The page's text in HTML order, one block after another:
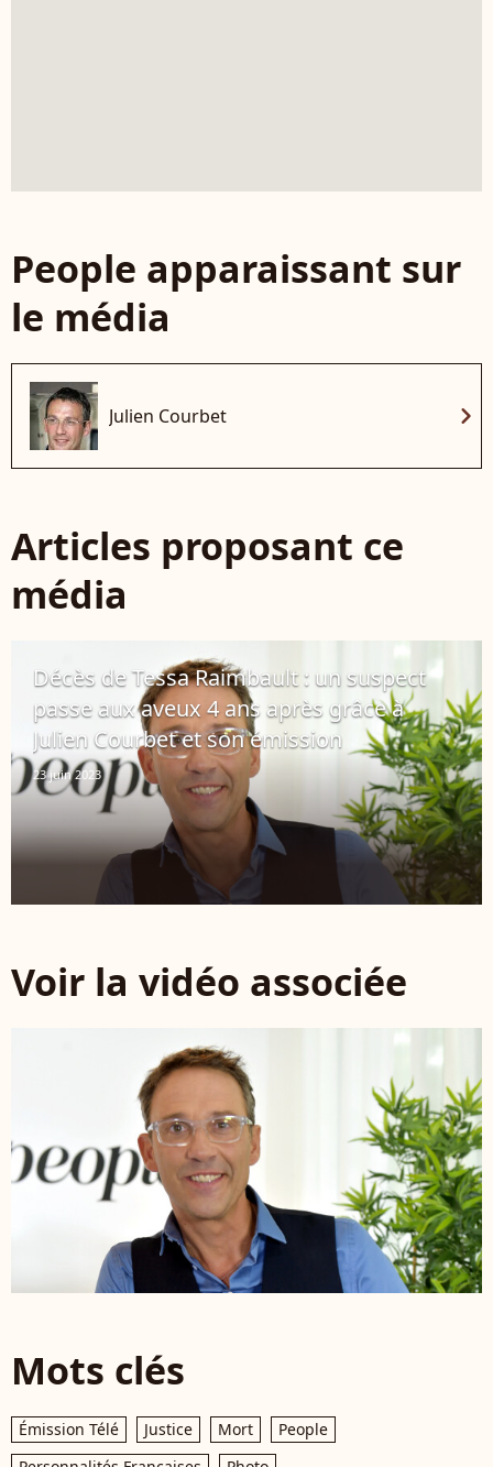
People apparaissant sur
le média
Julien Courbet chevron_right
Articles proposant ce
média
Décès de Tessa Raimbault : un suspect
passe aux aveux 4 ans après grâce à
Julien Courbet et son émission
23 juin 2023
Voir la vidéo associée
Mots clés
Émission Télé Justice Mort
People